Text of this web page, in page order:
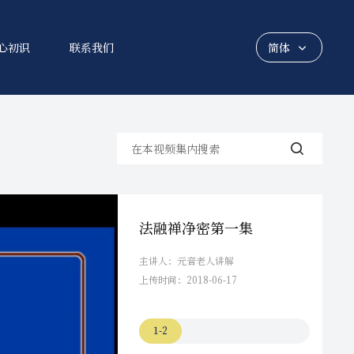
初识 联系我们
简体
法融禅净密第一集
主讲人：元音老人讲解
上传时间：2018-06-17
1-2